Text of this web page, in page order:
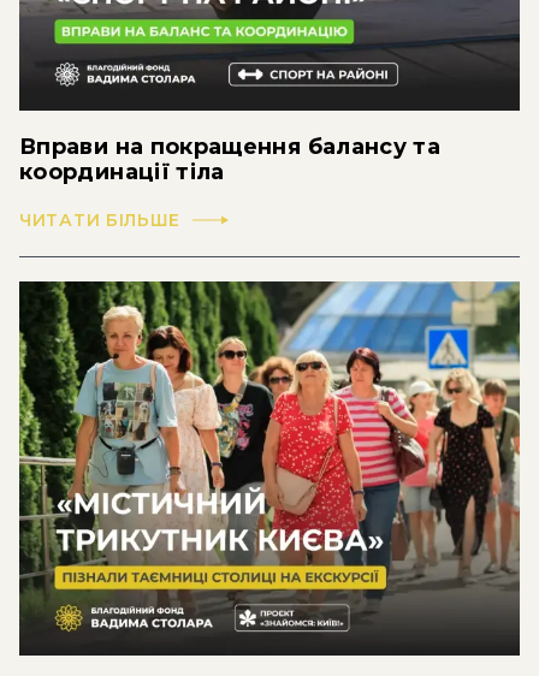
Вправи на покращення балансу та
координації тіла
ЧИТАТИ БІЛЬШЕ